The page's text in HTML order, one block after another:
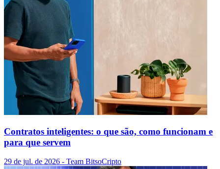
Contratos inteligentes: o que são, como funcionam e
para que servem
29 de jul. de 2026 - Team BitsoCripto